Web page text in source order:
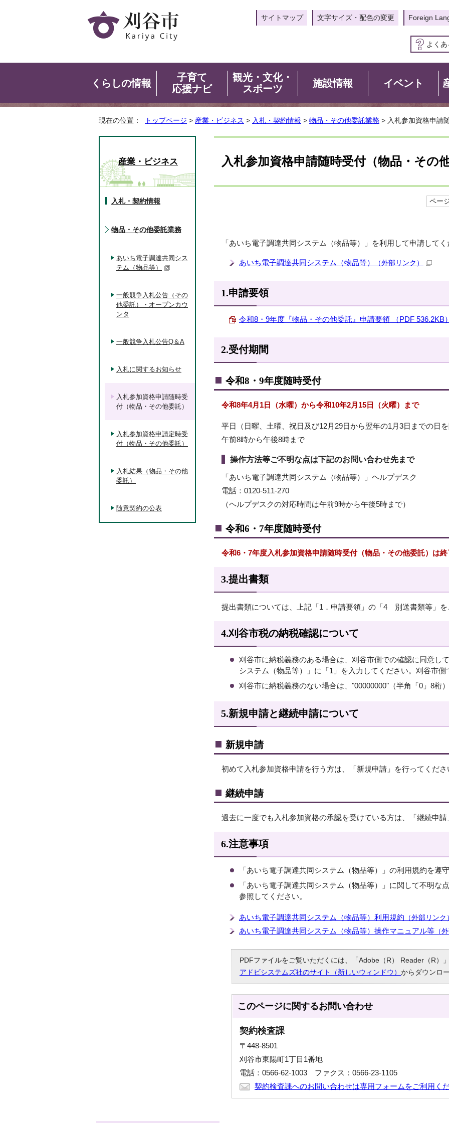
サイトマップ 文字サイズ・配色の変更 Foreign
よく
くらしの情報
子育て
応援ナビ
観光・文化・
スポーツ
施設情報 イベント
現在の位置： トップページ > 産業・ビジネス > 入札・契約情報 > 物品・その他委託業務 > 入札参加資格申請
入札参加資格申請随時受付（物品・その他
ペー
「あいち電子調達共同システム（物品等）」を利用して申請してく
あいち電子調達共同システム（物品等） （外部リンク）
1.申請要領
令和8・9年度『物品・その他委託』申請要領 （PDF 536.2KB）
2.受付期間
令和8・9年度随時受付
令和8年4月1日（水曜）から令和10年2月15日（火曜）まで
平日（日曜、土曜、祝日及び12月29日から翌年の1月3日までの日を
午前8時から午後8時まで
操作方法等ご不明な点は下記のお問い合わせ先まで
「あいち電子調達共同システム（物品等）」ヘルプデスク
電話：0120-511-270
（ヘルプデスクの対応時間は午前9時から午後5時まで）
令和6・7年度随時受付
令和6・7年度入札参加資格申請随時受付（物品・その他委託）は終
3.提出書類
提出書類については、上記「1．申請要領」の「4 別送書類等」を
4.刈谷市税の納税確認について
刈谷市に納税義務のある場合は、刈谷市側での確認に同意し
システム（物品等）」に「1」を入力してください。刈谷市側
刈谷市に納税義務のない場合は、"00000000"（半角「0」8桁
5.新規申請と継続申請について
新規申請
初めて入札参加資格申請を行う方は、「新規申請」を行ってくださ
継続申請
過去に一度でも入札参加資格の承認を受けている方は、「継続申請
6.注意事項
「あいち電子調達共同システム（物品等）」の利用規約を遵
「あいち電子調達共同システム（物品等）」に関して不明な
参照してください。
あいち電子調達共同システム（物品等）利用規約 （外部リンク
あいち電子調達共同システム（物品等）操作マニュアル等 （
PDFファイルをご覧いただくには、「Adobe（R） Reader（R）
アドビシステムズ社のサイト（新しいウィンドウ） からダウンロ
このページに関するお問い合わせ
契約検査課
〒448-8501
刈谷市東陽町1丁目1番地
電話：0566-62-1003 ファクス：0566-23-1105
契約検査課へのお問い合わせは専用フォームをご利用くだ
産業・ビジネス
入札・契約情報
物品・その他委託業務
あいち電子調達共同シス
テム（物品等）
一般競争入札公告（その
他委託）・オープンカウ
ンタ
一般競争入札公告Q＆A
入札に関するお知らせ
入札参加資格申請随時受
付（物品・その他委託）
入札参加資格申請定時受
付（物品・その他委託）
入札結果（物品・その他
委託）
随意契約の公表